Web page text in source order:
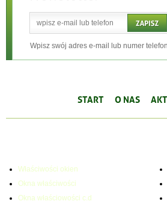
Wpisz swój adres e-mail lub numer
START O NAS
Właściwości okien
Okna właściwości
Okna właściowości c.d